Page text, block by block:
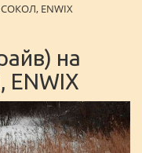
СОКОЛ, ENWIX
на
ENWIX